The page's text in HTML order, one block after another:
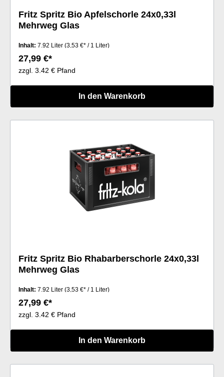
Fritz Spritz Bio Apfelschorle 24x0,33l
Mehrweg Glas
Inhalt: 7.92 Liter (3,53 €* / 1 Liter)
27,99 €*
zzgl. 3.42 € Pfand
In den Warenkorb
Fritz Spritz Bio Rhabarberschorle 24x0,33l
Mehrweg Glas
Inhalt: 7.92 Liter (3,53 €* / 1 Liter)
27,99 €*
zzgl. 3.42 € Pfand
In den Warenkorb